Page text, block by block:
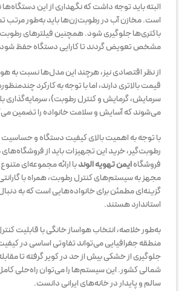
البته باید توجه داشت که نگهداری از این
است. مخازن آب در رطوبت‌زن‌ها باید به‌طور مرتب
باکتری‌ها جلوگیری شود. همچنین فیلترهای
مشخص تعویض گردند تا کارایی دستگاه حفظ
از نظر اقتصادی نیز، هرچند این مدل‌ها نسبت به
قیمت بالاتری دارند، اما با توجه به کارکرد
سرمایش، گرمایش و کنترل رطوبت)،
می‌شوند که آسایش و سلامت خانواده را تضمین
با توجه به اهمیت بالای کیفیت دستگاه و
رطوبت‌گیر، خرید این تجهیزات باید از
فروشگاهایمن تهویه الوندبا ارائه مجموعه‌ای متنوع
مجهز به سیستم‌های کنترل رطوبت، همراه با
گزینه‌ای مطمئن برای خانواده‌هایی است که به
استاندارد هستند.
به‌طور خلاصه، انتخاب هواساز خانگی با قابلیت
منطقه جغرافیایی می‌تواند تفاوتی اساسی در
جلوگیری از خشکی بیش از حد در کویر گرفته تا
شمالی کشور. این سیستم‌ها را می‌توان راه‌حلی
سالم و پایدار در خانه‌های ایرانی دانست.